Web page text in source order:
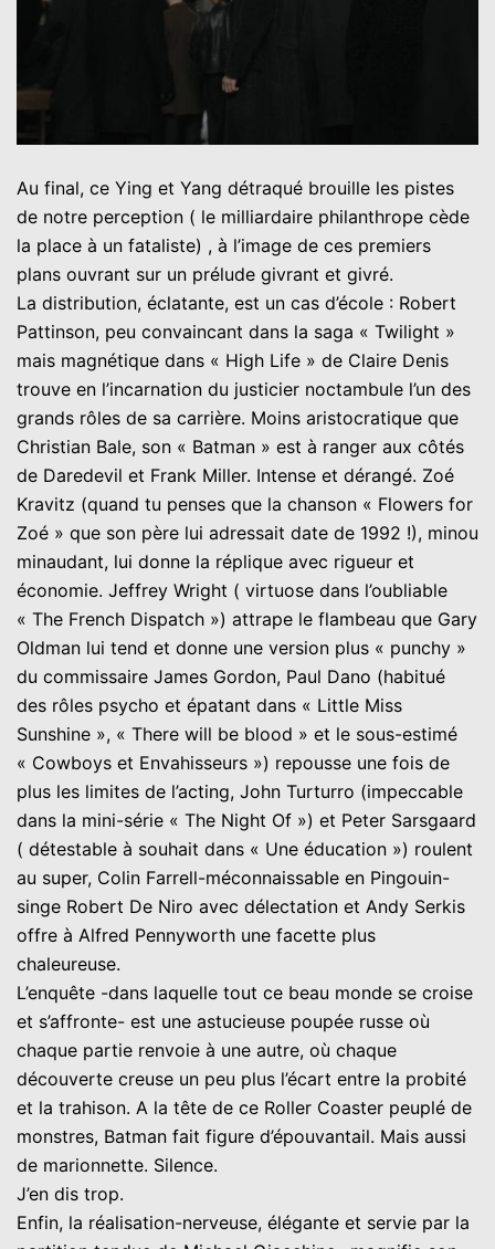
Au final, ce Ying et Yang détraqué brouille les pistes
de notre perception ( le milliardaire philanthrope cède
la place à un fataliste) , à l’image de ces premiers
plans ouvrant sur un prélude givrant et givré.
La distribution, éclatante, est un cas d’école : Robert
Pattinson, peu convaincant dans la saga « Twilight »
mais magnétique dans « High Life » de Claire Denis
trouve en l’incarnation du justicier noctambule l’un des
grands rôles de sa carrière. Moins aristocratique que
Christian Bale, son « Batman » est à ranger aux côtés
de Daredevil et Frank Miller. Intense et dérangé. Zoé
Kravitz (quand tu penses que la chanson « Flowers for
Zoé » que son père lui adressait date de 1992 !), minou
minaudant, lui donne la réplique avec rigueur et
économie. Jeffrey Wright ( virtuose dans l’oubliable
« The French Dispatch ») attrape le flambeau que Gary
Oldman lui tend et donne une version plus « punchy »
du commissaire James Gordon, Paul Dano (habitué
des rôles psycho et épatant dans « Little Miss
Sunshine », « There will be blood » et le sous-estimé
« Cowboys et Envahisseurs ») repousse une fois de
plus les limites de l’acting, John Turturro (impeccable
dans la mini-série « The Night Of ») et Peter Sarsgaard
( détestable à souhait dans « Une éducation ») roulent
au super, Colin Farrell-méconnaissable en Pingouin-
singe Robert De Niro avec délectation et Andy Serkis
offre à Alfred Pennyworth une facette plus
chaleureuse.
L’enquête -dans laquelle tout ce beau monde se croise
et s’affronte- est une astucieuse poupée russe où
chaque partie renvoie à une autre, où chaque
découverte creuse un peu plus l’écart entre la probité
et la trahison. A la tête de ce Roller Coaster peuplé de
monstres, Batman fait figure d’épouvantail. Mais aussi
de marionnette. Silence.
J’en dis trop.
Enfin, la réalisation-nerveuse, élégante et servie par la